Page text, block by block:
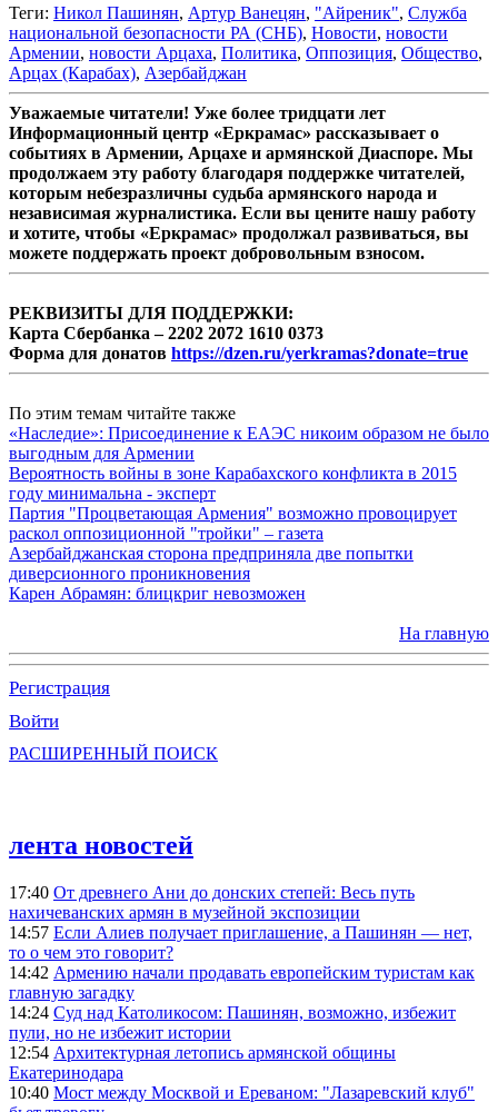
Теги: Никол Пашинян, Артур Ванецян, "Айреник", Служба
национальной безопасности РА (СНБ), Новости, новости
Армении, новости Арцаха, Политика, Оппозиция, Общество,
Арцах (Карабах), Азербайджан
Уважаемые читатели! Уже более тридцати лет
Информационный центр «Еркрамас» рассказывает о
событиях в Армении, Арцахе и армянской Диаспоре. Мы
продолжаем эту работу благодаря поддержке читателей,
которым небезразличны судьба армянского народа и
независимая журналистика. Если вы цените нашу работу
и хотите, чтобы «Еркрамас» продолжал развиваться, вы
можете поддержать проект добровольным взносом.
РЕКВИЗИТЫ ДЛЯ ПОДДЕРЖКИ:
Карта Сбербанка – 2202 2072 1610 0373
Форма для донатов https://dzen.ru/yerkramas?donate=true
По этим темам читайте также
«Наследие»: Присоединение к ЕАЭС никоим образом не было
выгодным для Армении
Вероятность войны в зоне Карабахского конфликта в 2015
году минимальна - эксперт
Партия "Процветающая Армения" возможно провоцирует
раскол оппозиционной "тройки" – газета
Азербайджанская сторона предприняла две попытки
диверсионного проникновения
Карен Абрамян: блицкриг невозможен
На главную
Регистрация
Войти
РАСШИРЕННЫЙ ПОИСК
лента новостей
17:40 От древнего Ани до донских степей: Весь путь
нахичеванских армян в музейной экспозиции
14:57 Если Алиев получает приглашение, а Пашинян — нет,
то о чем это говорит?
14:42 Армению начали продавать европейским туристам как
главную загадку
14:24 Суд над Католикосом: Пашинян, возможно, избежит
пули, но не избежит истории
12:54 Архитектурная летопись армянской общины
Екатеринодара
10:40 Мост между Москвой и Ереваном: "Лазаревский клуб"